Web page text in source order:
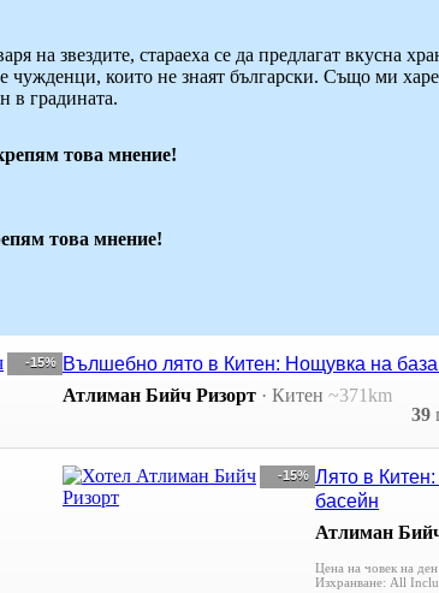
на звездите, стараеха се да предлагат вкусна
чужденци, които не знаят български. Също ми
в градината.
това мнение!
това мнение!
-15% Вълшебно лято в Китен: Нощувка на
Атлиман Бийч Ризорт · Китен ~371km
39
-15% Лято в
басейн
Атлиман
Цена на човек на ден:
Изхранване: All